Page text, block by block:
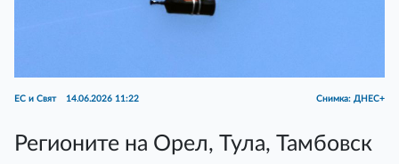
ЕС и Свят 14.06.2026 11:22 Снимка: ДНЕС+
Регионите на Орел, Тула, Тамбовск